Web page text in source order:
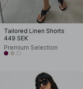
Tailored Linen Shorts
449 SEK
Premium Selection